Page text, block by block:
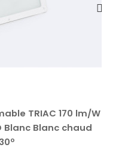
TRIAC 170 lm/W
Blanc Blanc chaud